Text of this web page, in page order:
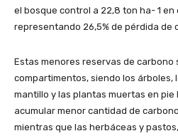
el bosque control a 22,8 ton ha- 1
representando 26,5% de pérdida de
Estas menores reservas de carbono
compartimentos, siendo los árboles,
mantillo y las plantas muertas en pie
acumular menor cantidad de
mientras que las herbáceas y